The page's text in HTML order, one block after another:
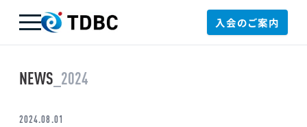
TDBC 入会のご案内
NEWS _2024
2024.08.01